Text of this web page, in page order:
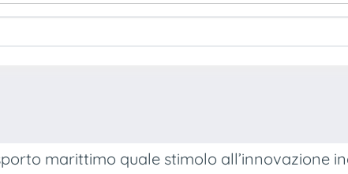
marittimo quale stimolo all’innovazione